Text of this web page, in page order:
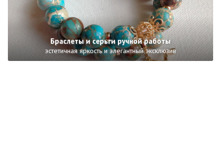
Браслеты и серьги ручной работы
эстетичная яркость и элегантный эксклюзив